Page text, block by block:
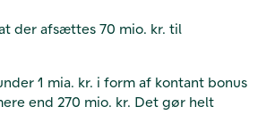
der afsættes 70 mio. kr. til
1 mia. kr. i form af kontant bonus
end 270 mio. kr. Det gør helt